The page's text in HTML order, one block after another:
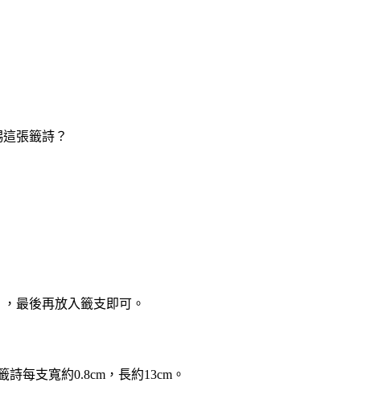
張籤詩？
最後再放入籤支即可。
每支寬約0.8cm，長約13cm。